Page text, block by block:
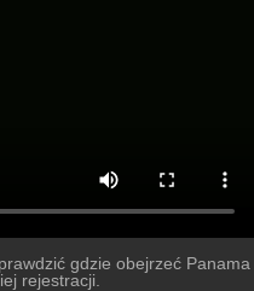
gdzie obejrzeć Panama
rejestracji.